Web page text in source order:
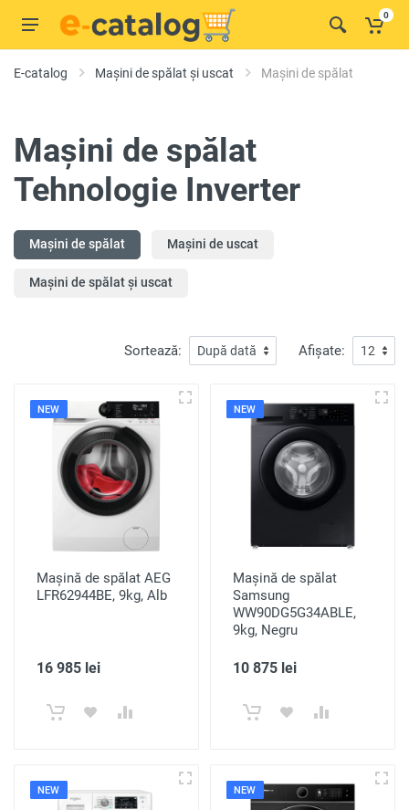
0
E-catalog Mașini de spălat și uscat Mașini de spălat
Mașini de spălat
Tehnologie Inverter
Mașini de spălat Mașini de uscat
Mașini de spălat și uscat
Sortează: Afișate:
NEW
Mașină de spălat AEG
LFR62944BE, 9kg, Alb
16 985 lei
NEW
Mașină de spălat
Samsung
WW90DG5G34ABLE,
9kg, Negru
10 875 lei
NEW NEW